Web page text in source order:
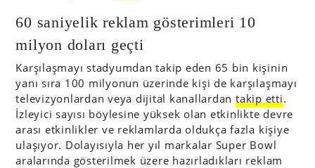
60 saniyelik reklam gösterimleri 10
milyon doları geçti
Karşılaşmayı stadyumdan takip eden 65 bin kişinin
yanı sıra 100 milyonun üzerinde kişi de karşılaşmayı
televizyonlardan veya dijital kanallardan takip etti.
İzleyici sayısı böylesine yüksek olan etkinlikte devre
arası etkinlikler ve reklamlarda oldukça fazla kişiye
ulaşıyor. Dolayısıyla her yıl markalar Super Bowl
aralarında gösterilmek üzere hazırladıkları reklam